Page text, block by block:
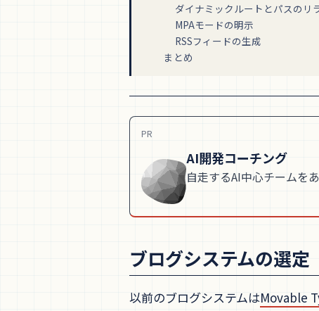
ダイナミックルートとパスのリ
MPAモードの明示
RSSフィードの生成
まとめ
PR
AI開発コーチング
自走するAI中心チームを
ブログシステムの選定
以前のブログシステムはMovable